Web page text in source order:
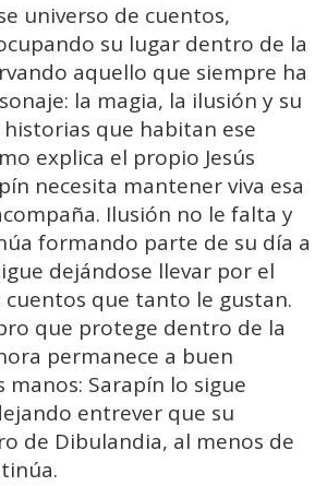
universo de cuentos,
su lugar dentro de la
aquello que siempre ha
la magia, la ilusión y su
historias que habitan ese
explica el propio Jesús
necesita mantenerviva esa
. Ilusión no le falta y
formando parte de su día a
dejándose llevar por el
cuentos que tanto le gustan.
que protege dentro de la
permanece a buen
manos: Sarapín lo sigue
entrever que su
de Dibulandia, al menos de